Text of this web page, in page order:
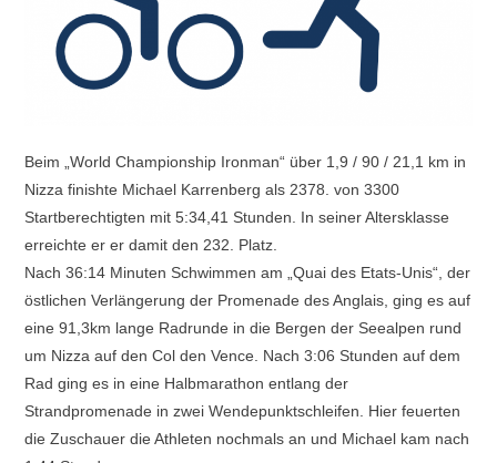
Beim „World Championship Ironman“ über 1,9 / 90 / 21,1 km in
Nizza finishte Michael Karrenberg als 2378. von 3300
Startberechtigten mit 5:34,41 Stunden. In seiner Altersklasse
erreichte er er damit den 232. Platz.
Nach 36:14 Minuten Schwimmen am „Quai des Etats-Unis“, der
östlichen Verlängerung der Promenade des Anglais, ging es auf
eine 91,3km lange Radrunde in die Bergen der Seealpen rund
um Nizza auf den Col den Vence. Nach 3:06 Stunden auf dem
Rad ging es in eine Halbmarathon entlang der
Strandpromenade in zwei Wendepunktschleifen. Hier feuerten
die Zuschauer die Athleten nochmals an und Michael kam nach